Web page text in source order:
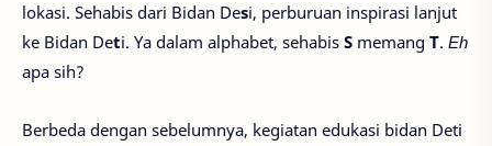
lokasi. Sehabis dari Bidan Desi, perburuan inspirasi lanjut
ke Bidan Deti. Ya dalam alphabet, sehabis S memang T. Eh
apa sih?
Berbeda dengan sebelumnya, kegiatan edukasi bidan Deti